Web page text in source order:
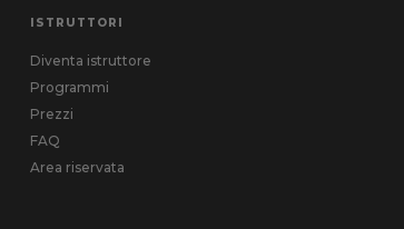
ISTRUTTORI
Diventa istruttore
Programmi
Prezzi
FAQ
Area riservata